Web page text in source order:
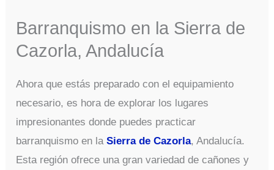
Barranquismo en la Sierra de
Cazorla, Andalucía
Ahora que estás preparado con el equipamiento
necesario, es hora de explorar los lugares
impresionantes donde puedes practicar
barranquismo en laSierra de Cazorla, Andalucía.
Esta región ofrece una gran variedad de cañones y